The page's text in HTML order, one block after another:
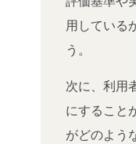
用している
う。
次に、利用
にすること
がどのよう